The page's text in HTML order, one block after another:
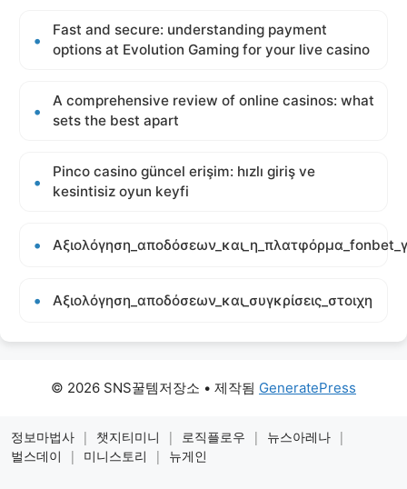
Fast and secure: understanding payment
options at Evolution Gaming for your live casino
A comprehensive review of online casinos: what
sets the best apart
Pinco casino güncel erişim: hızlı giriş ve
kesintisiz oyun keyfi
Αξιολόγηση_αποδόσεων_και_συγκρίσεις_στοιχη
© 2026 SNS꿀템저장소 • 제작됨 GeneratePress
정보마법사 | 챗지티미니 | 로직플로우 | 뉴스아레나 |
벌스데이
| 미니스토리 | 뉴게인